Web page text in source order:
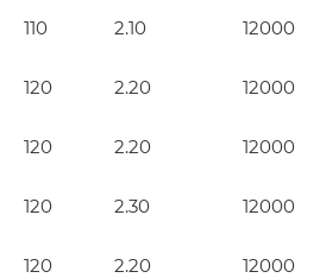
110 2.10 12000
120 2.20 12000
120 2.20 12000
120 2.30 12000
120 2.20 12000